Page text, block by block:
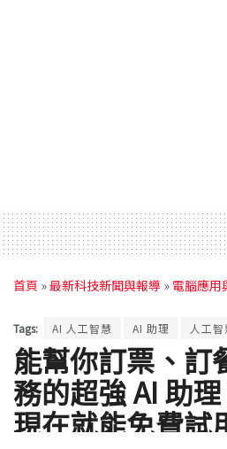
首頁 »最新科技新聞與報導 » 電腦應用
Tags: AI 人工智慧 AI 助理 人工智
能幫你訂票、訂
務的超強 AI 助
現在就能免費試